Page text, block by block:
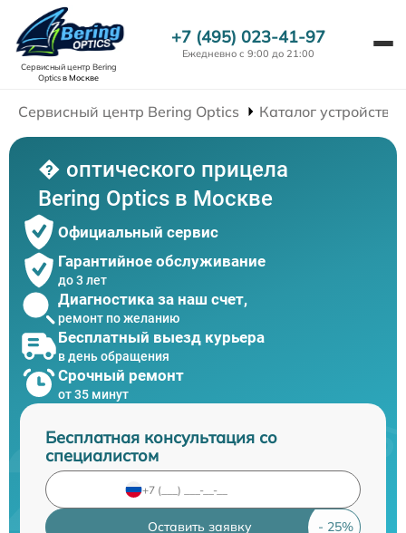
Сервисный центр Bering
Opticsв Москве
+7 (495) 023-41-97
Ежедневно с 9:00 до 21:00
Сервисный центр Bering Optics Каталог устройств
� оптического прицела
Bering Optics в Москве
Официальный сервис
Гарантийное обслуживание
до 3 лет
Диагностика за наш счет,
ремонт по желанию
Бесплатный выезд курьера
в день обращения
Срочный ремонт
от 35 минут
Бесплатная консультация со
специалистом
Оставить заявку